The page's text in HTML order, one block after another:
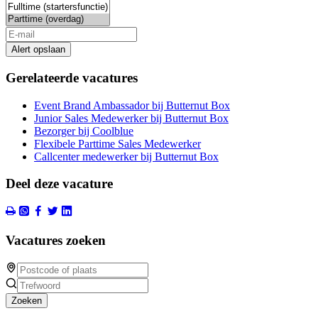
Alert opslaan
Gerelateerde vacatures
Event Brand Ambassador bij Butternut Box
Junior Sales Medewerker bij Butternut Box
Bezorger bij Coolblue
Flexibele Parttime Sales Medewerker
Callcenter medewerker bij Butternut Box
Deel deze vacature
Vacatures zoeken
Zoeken